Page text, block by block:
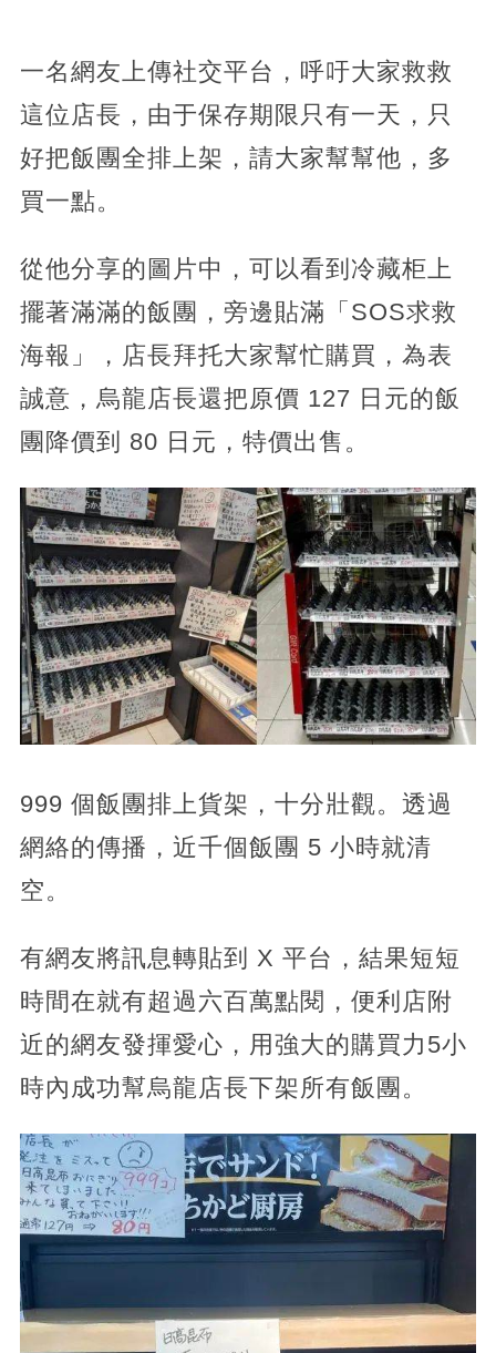
一名網友上傳社交平台，呼吁大家救救
這位店長，由于保存期限只有一天，只
好把飯團全排上架，請大家幫幫他，多
買一點。
從他分享的圖片中，可以看到冷藏柜上
擺著滿滿的飯團，旁邊貼滿「SOS求救
海報」，店長拜托大家幫忙購買，為表
誠意，烏龍店長還把原價 127 日元的飯
團降價到 80 日元，特價出售。
​999 個飯團排上貨架，十分壯觀。透過
網絡的傳播，近千個飯團 5 小時就清
空。
有網友將訊息轉貼到 X 平台，結果短短
時間在就有超過六百萬點閱，便利店附
近的網友發揮愛心，用強大的購買力5小
時內成功幫烏龍店長下架所有飯團。